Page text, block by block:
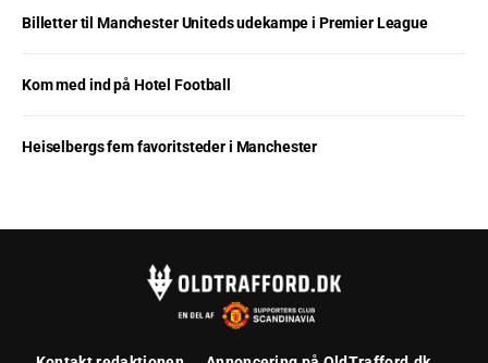
Billetter til Manchester Uniteds udekampe i Premier League
Kom med ind på Hotel Football
Heiselbergs fem favoritsteder i Manchester